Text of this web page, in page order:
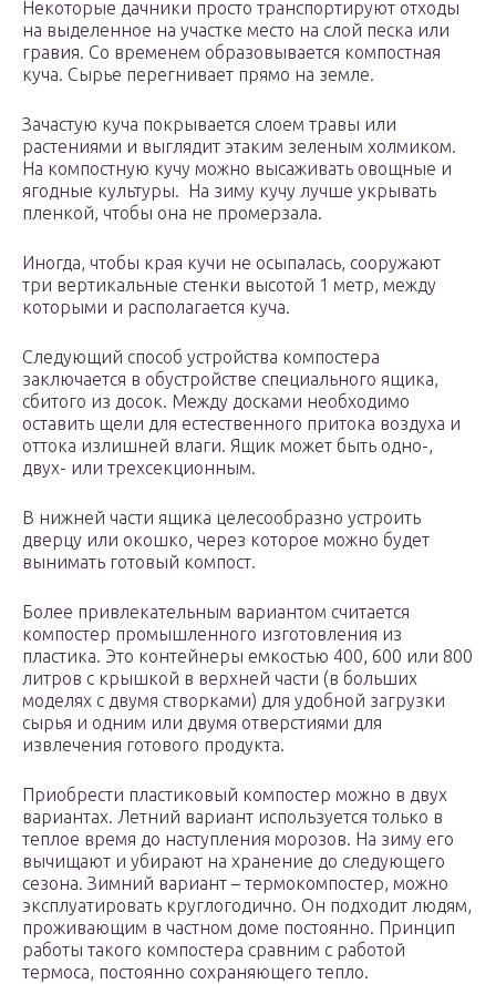
Некоторые дачники просто транспортируют отходы
на выделенное на участке место на слой песка или
гравия. Со временем образовывается компостная
куча. Сырье перегнивает прямо на земле.
Зачастую куча покрывается слоем травы или
растениями и выглядит этаким зеленым холмиком.
На компостную кучу можно высаживать овощные и
ягодные культуры. На зиму кучу лучше укрывать
пленкой, чтобы она не промерзала.
Иногда, чтобы края кучи не осыпалась, сооружают
три вертикальные стенки высотой 1 метр, между
которыми и располагается куча.
Следующий способ устройства компостера
заключается в обустройстве специального ящика,
сбитого из досок. Между досками необходимо
оставить щели для естественного притока воздуха и
оттока излишней влаги. Ящик может быть одно-,
двух- или трехсекционным.
В нижней части ящика целесообразно устроить
дверцу или окошко, через которое можно будет
вынимать готовый компост.
Более привлекательным вариантом считается
компостер промышленного изготовления из
пластика. Это контейнеры емкостью 400, 600 или 800
литров с крышкой в верхней части (в больших
моделях с двумя створками) для удобной загрузки
сырья и одним или двумя отверстиями для
извлечения готового продукта.
Приобрести пластиковый компостер можно в двух
вариантах. Летний вариант используется только в
теплое время до наступления морозов. На зиму его
вычищают и убирают на хранение до следующего
сезона. Зимний вариант – термокомпостер, можно
эксплуатировать круглогодично. Он подходит людям,
проживающим в частном доме постоянно. Принцип
работы такого компостера сравним с работой
термоса, постоянно сохраняющего тепло.